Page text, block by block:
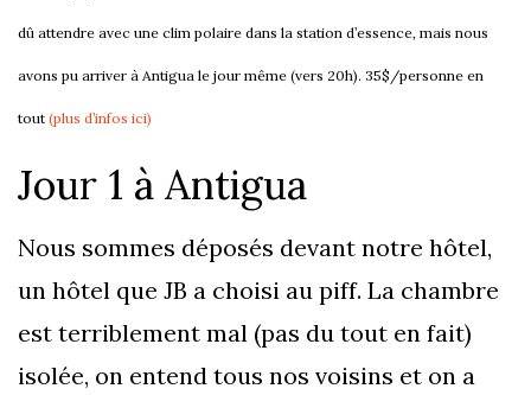
dû attendre avec une clim polaire dans la station d’essence, mais nous
avons pu arriver à Antigua le jour même (vers 20h). 35$/personne en
tout (plus d’infos ici)
Jour 1 à Antigua
Nous sommes déposés devant notre hôtel,
un hôtel que JB a choisi au piff. La chambre
est terriblement mal (pas du tout en fait)
isolée, on entend tous nos voisins et on a